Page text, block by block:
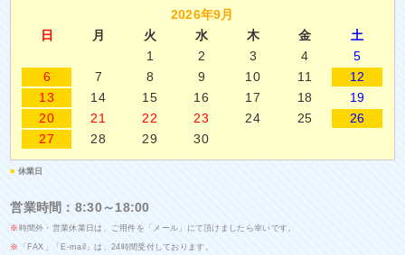
2026年9月
日
月 火 水 木 金
土
1
2 3 4
5
6
7 8 9 10 11
12
13
14 15 16 17 18
19
20
21 22 23 24 25
26
27
28 29 30
■ 休業日
営業時間：8:30～18:00
※ 時間外・営業休業日は、ご用件を「メール」にて頂けましたら幸いです。
※ 「FAX」「E-mail」は、24時間受付しております。